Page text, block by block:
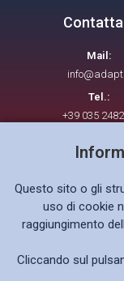
Mail:
Tel.:
+39 035
Questo sito o gli
uso di cookie
raggiungimento
Cliccando sul